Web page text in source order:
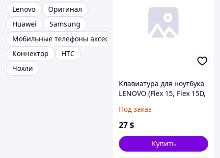
Lenovo
Оригинал
Huawei
Samsung
Мобильные телефоны аксессуары
Коннектор
HTC
Чохли
Клавиатура для ноутбука
LENOVO (Flex 15, Flex 15D,
black, silver frame
Под заказ
27$
Купить